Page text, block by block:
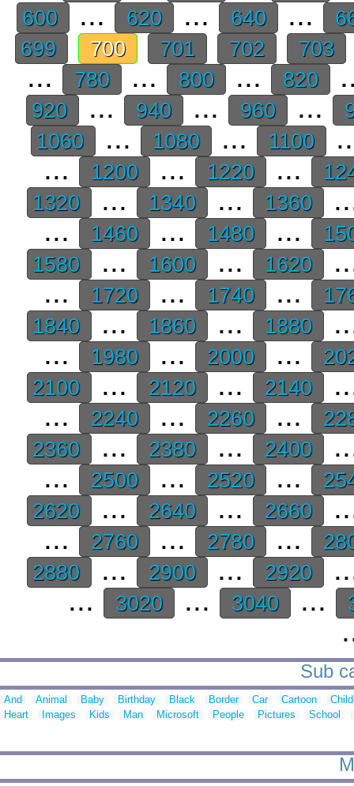
600 ... 620 ... 640 ...
699
700 701 702 703
... 780 ... 800 ... 820
920 ... 940 ... 960 ...
1060
... 1080 ... 1100
...
1200 ... 1220 ...
1320
... 1340 ... 1360
...
1460 ... 1480 ...
1580
... 1600 ... 1620
...
1720 ... 1740 ...
1840
... 1860 ... 1880
...
1980 ... 2000 ...
2100
... 2120 ... 2140
...
2240 ... 2260 ...
2360
... 2380 ... 2400
...
2500 ... 2520 ...
2620
... 2640 ... 2660
...
2760 ... 2780 ...
2880
... 2900 ... 2920
...
3020 ... 3040 ...
Sub
And Animal Baby Birthday Black Border Car Cartoon
Heart
Images Kids Man Microsoft People Pictures School